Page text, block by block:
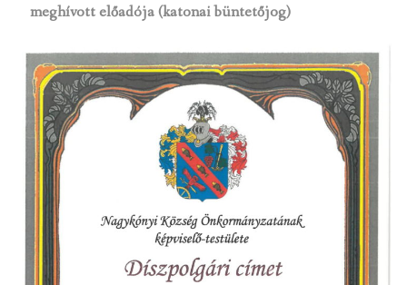
meghívott előadója(katonai büntetőjog)